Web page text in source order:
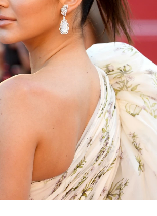
en popüler partilerden
olmak için haftalık e-
kaydolun.
Haberleşme ve Yayıncılık
internet sitesi
sunulan ürün ve
ilişkin reklam, tanıtım,
ve kutlama/ temenni